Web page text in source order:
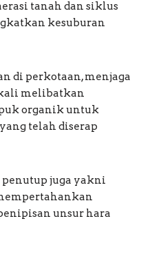
tanah dan siklus
kesuburan
di perkotaan, menjaga
melibatkan
organik untuk
telah diserap
penutup juga yakni
unsur hara